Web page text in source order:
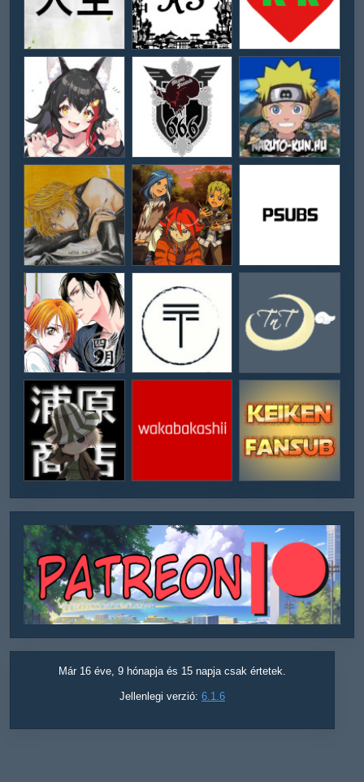
Már 16 éve, 9 hónapja és 15 napja csak értetek.
Jellenlegi verzió: 6.1.6